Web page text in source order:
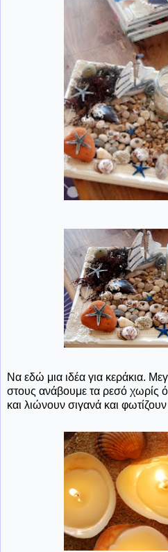
Να εδώ μια ιδέα για κεράκια.
στους ανάβουμε τα ρεσό χωρίς
και λιώνουν σιγανά και